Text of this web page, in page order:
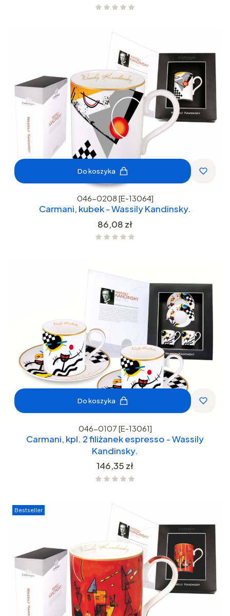
Do koszyka
046-0208 [E-13064]
Carmani, kubek - Wassily Kandinsky.
Cena
86,08 zł
Do koszyka
046-0107 [E-13061]
Carmani, kpl. 2 filiżanek espresso - Wassily
Kandinsky.
Cena
146,35 zł
Bestseller